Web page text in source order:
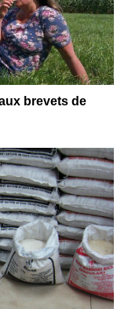
brevets de